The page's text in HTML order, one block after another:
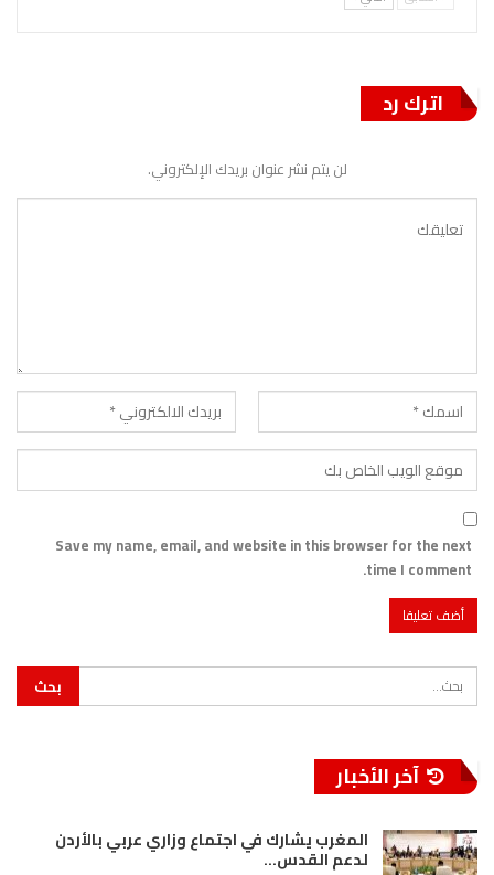
اترك رد
لن يتم نشر عنوان بريدك الإلكتروني.
Save my name, email, and website in this browser for the next
time I comment.
آخر الأخبار
المغرب يشارك في اجتماع وزاري عربي بالأردن
لدعم القدس…